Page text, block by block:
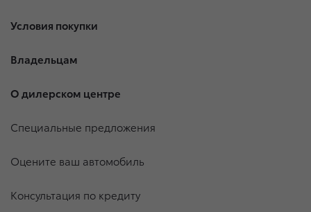
Условия покупки
Владельцам
О дилерском центре
Специальные предложения
Оцените ваш автомобиль
Консультация по кредиту